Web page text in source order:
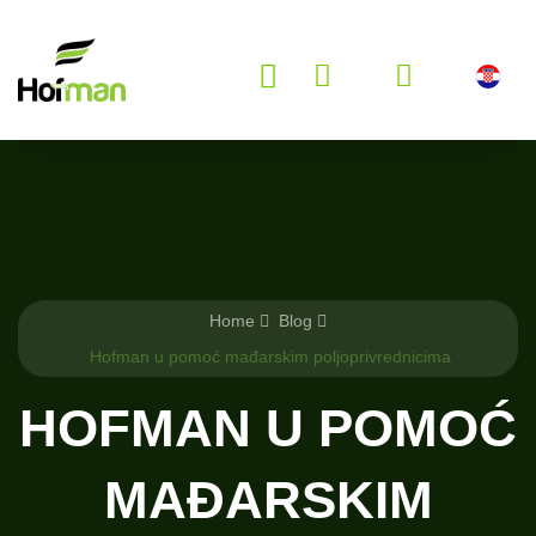
Home
Blog
Hofman u pomoć mađarskim poljoprivrednicima
HOFMAN U POMOĆ
MAĐARSKIM